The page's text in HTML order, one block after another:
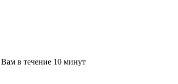
в течение 10 минут